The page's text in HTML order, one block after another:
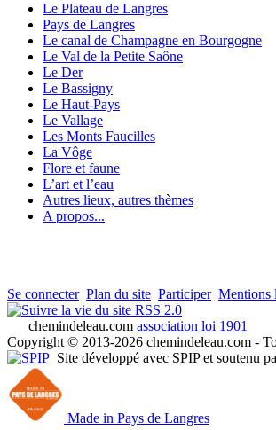
Le Plateau de Langres
Pays de Langres
Le canal de Champagne en Bourgogne
Le Val de la Petite Saône
Le Der
Le Bassigny
Le Haut-Pays
Le Vallage
Les Monts Faucilles
La Vôge
Flore et faune
L’art et l’eau
Autres lieux, autres thèmes
A propos...
Se connecter Plan du site Participer Mentions
RSS 2.0
chemindeleau.com association loi 1901
Copyright © 2013-2026 chemindeleau.com -
Site développé avec SPIP et soutenu
Made in Pays de Langres